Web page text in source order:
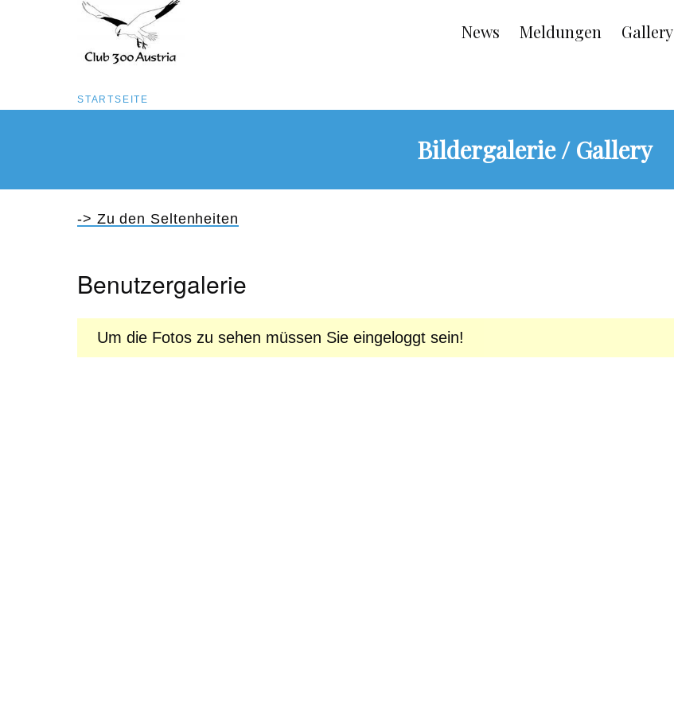
Inhalt
Main
navigation
News Meldungen Gallery
Pfadnavigation
STARTSEITE
Bildergalerie / Gallery
-> Zu den Seltenheiten
Benutzergalerie
Um die Fotos zu sehen müssen Sie eingeloggt sein!